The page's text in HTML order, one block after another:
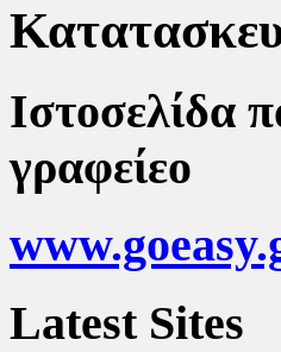
Ιστοσελίδα
γραφείεο
Latest Sites